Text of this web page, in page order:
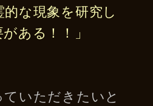
な現象を研究し
ある！！」
いただきたいと